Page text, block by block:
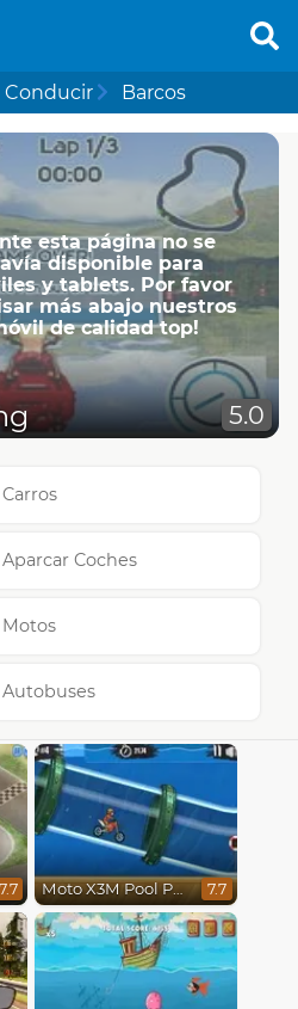
Conducir Barcos
esta página no se
disponible para
y tablets. Por favor
más abajo nuestros
de calidad top!
5.0
Coches
7.7 Moto X3M Pool Party 7.7